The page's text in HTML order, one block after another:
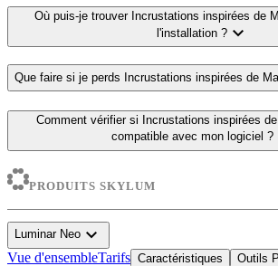
Où puis-je trouver Incrustations inspirées de
l'installation ? expand_more
Que faire si je perds Incrustations inspirées de
Comment vérifier si Incrustations inspirées
compatible avec mon logiciel ?
PRODUITS SKYLUM
Luminar Neo expand_more
Vue d'ensembleTarifs Caractéristiques
Outils